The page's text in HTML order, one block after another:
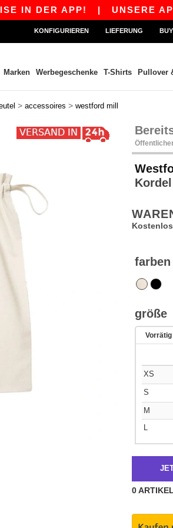
DER APP!| UNSERE APP
KONFIGURIEREN LIEFERUNG
Marken Werbegeschenke T-Shirts Pullover
> accessoires > westford mill
Kordel
farben
größe
Vorrätig
XS
S
M
L
0ARTIKEL